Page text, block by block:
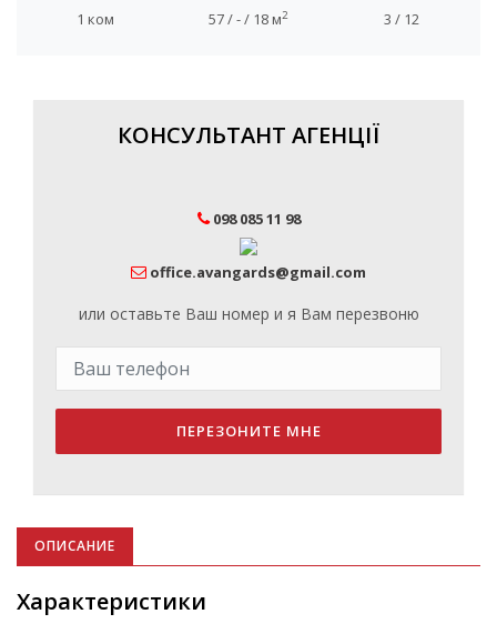
1 ком 57 / - / 18 м2 3 / 12
КОНСУЛЬТАНТ АГЕНЦІЇ
098 085 11 98
office.avangards@gmail.com
или оставьте Ваш номер и я Вам перезвоню
ПЕРЕЗОНИТЕ МНЕ
ОПИСАНИЕ
Характеристики